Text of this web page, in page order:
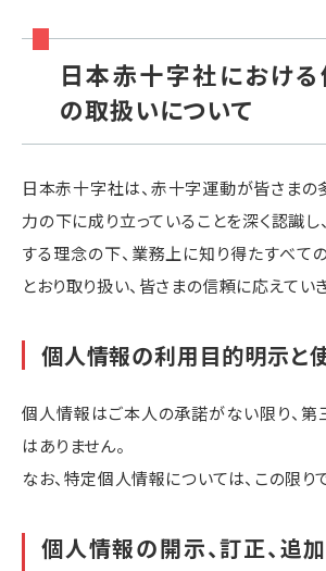
日本赤十字社におけ
の取扱いについて
日本赤十字社は、赤十字運動が皆さまの
力の下に成り立っていることを深く認識
する理念の下、業務上に知り得たすべて
とおり取り扱い、皆さまの信頼に応えてい
個人情報の利用目的明示と
個人情報はご本人の承諾がない限り、第
はありません。
なお、特定個人情報については、この限り
個人情報の開示、訂正、追